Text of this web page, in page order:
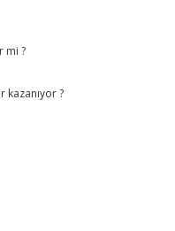
mi ?
kazanıyor ?